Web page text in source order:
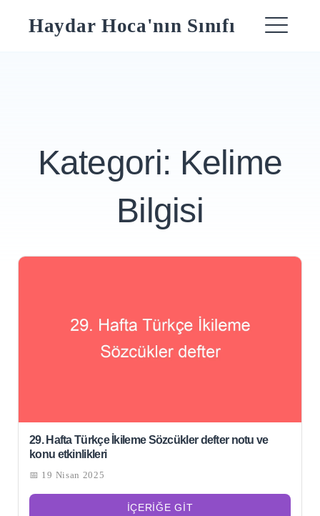
Haydar Hoca'nın Sınıfı
Kategori: Kelime
Bilgisi
29. Hafta Türkçe İkileme Sözcükler defter notu ve
konu etkinlikleri
📅 19 Nisan 2025
İÇERIĞE GIT